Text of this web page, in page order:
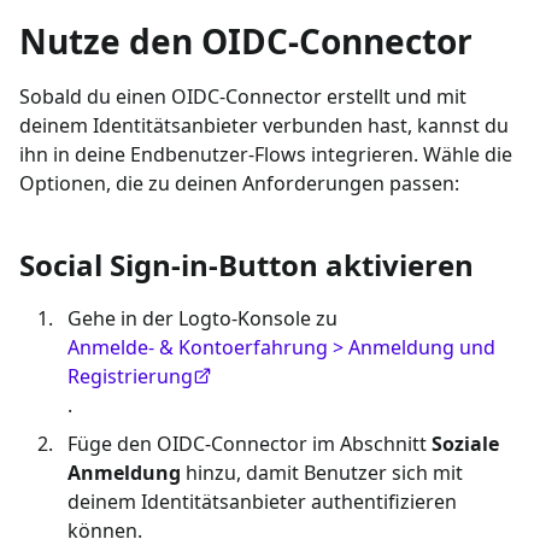
Nutze den OIDC-Connector
Sobald du einen OIDC-Connector erstellt und mit
deinem Identitätsanbieter verbunden hast, kannst du
ihn in deine Endbenutzer-Flows integrieren. Wähle die
Optionen, die zu deinen Anforderungen passen:
Social Sign-in-Button aktivieren
Gehe in der Logto-Konsole zu
Anmelde- & Kontoerfahrung > Anmeldung und
Registrierung
.
Füge den OIDC-Connector im AbschnittSoziale
Anmeldung hinzu, damit Benutzer sich mit
deinem Identitätsanbieter authentifizieren
können.